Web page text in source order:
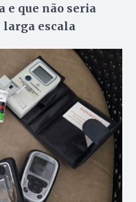
e que não seria
larga escala